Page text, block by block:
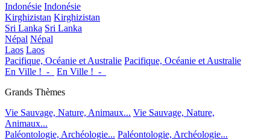
Indonésie Indonésie
Kirghizistan Kirghizistan
Sri Lanka Sri Lanka
Népal Népal
Laos Laos
Pacifique, Océanie et Australie Pacifique, Océanie et Australie
En Ville !_-_
En Ville !_-_
Grands Thèmes
Vie Sauvage, Nature, Animaux... Vie Sauvage, Nature,
Animaux...
Paléontologie, Archéologie... Paléontologie, Archéologie...